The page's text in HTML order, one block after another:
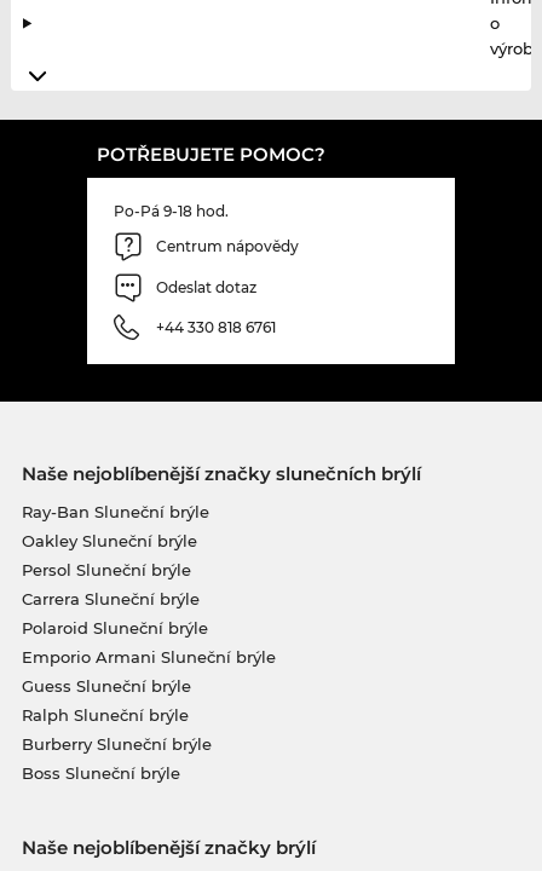
o
POTŘEBUJETE POMOC?
Po-Pá 9-18 hod.
Centrum nápovědy
Odeslat dotaz
+44 330 818 6761
Naše nejoblíbenější značky slunečních brýlí
Ray-Ban Sluneční brýle
Oakley Sluneční brýle
Persol Sluneční brýle
Carrera Sluneční brýle
Polaroid Sluneční brýle
Emporio Armani Sluneční brýle
Guess Sluneční brýle
Ralph Sluneční brýle
Burberry Sluneční brýle
Boss Sluneční brýle
Naše nejoblíbenější značky brýlí